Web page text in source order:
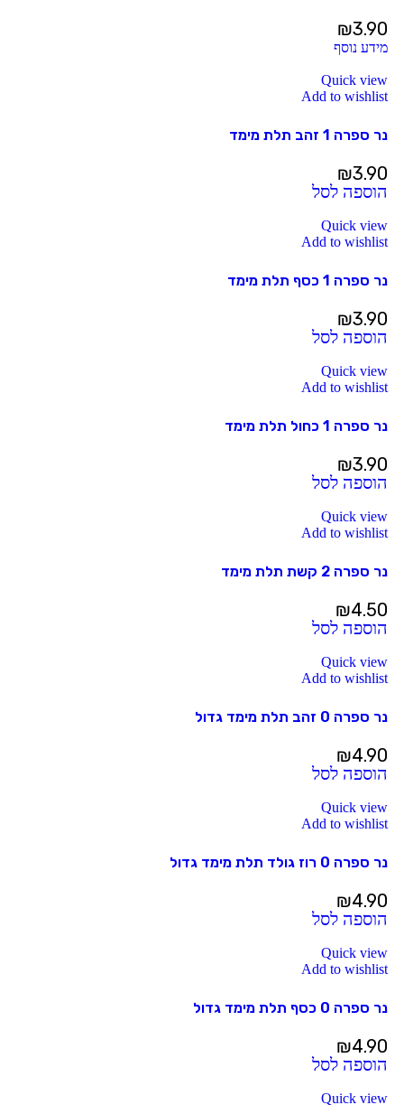
₪3.90
מידע נוסף
Quick view
Add to wishlist
נר ספרה 1 זהב תלת מימד
₪3.90
הוספה לסל
Quick view
Add to wishlist
נר ספרה 1 כסף תלת מימד
₪3.90
הוספה לסל
Quick view
Add to wishlist
נר ספרה 1 כחול תלת מימד
₪3.90
הוספה לסל
Quick view
Add to wishlist
נר ספרה 2 קשת תלת מימד
₪4.50
הוספה לסל
Quick view
Add to wishlist
נר ספרה 0 זהב תלת מימד גדול
₪4.90
הוספה לסל
Quick view
Add to wishlist
נר ספרה 0 רוז גולד תלת מימד גדול
₪4.90
הוספה לסל
Quick view
Add to wishlist
נר ספרה 0 כסף תלת מימד גדול
₪4.90
הוספה לסל
Quick view